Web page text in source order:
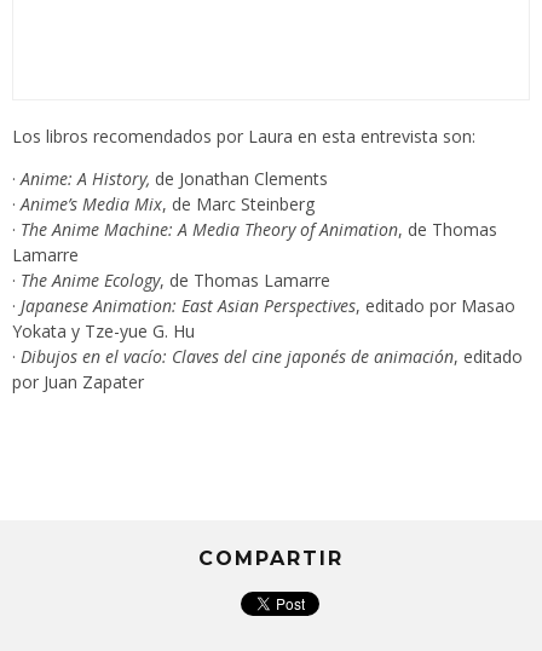
Los libros recomendados por Laura en esta entrevista son:
· Anime: A History, de Jonathan Clements
· Anime’s Media Mix, de Marc Steinberg
· The Anime Machine: A Media Theory of Animation, de Thomas
Lamarre
· The Anime Ecology, de Thomas Lamarre
· Japanese Animation: East Asian Perspectives, editado por Masao
Yokata y Tze-yue G. Hu
· Dibujos en el vacío: Claves del cine japonés de animación, editado
por Juan Zapater
COMPARTIR